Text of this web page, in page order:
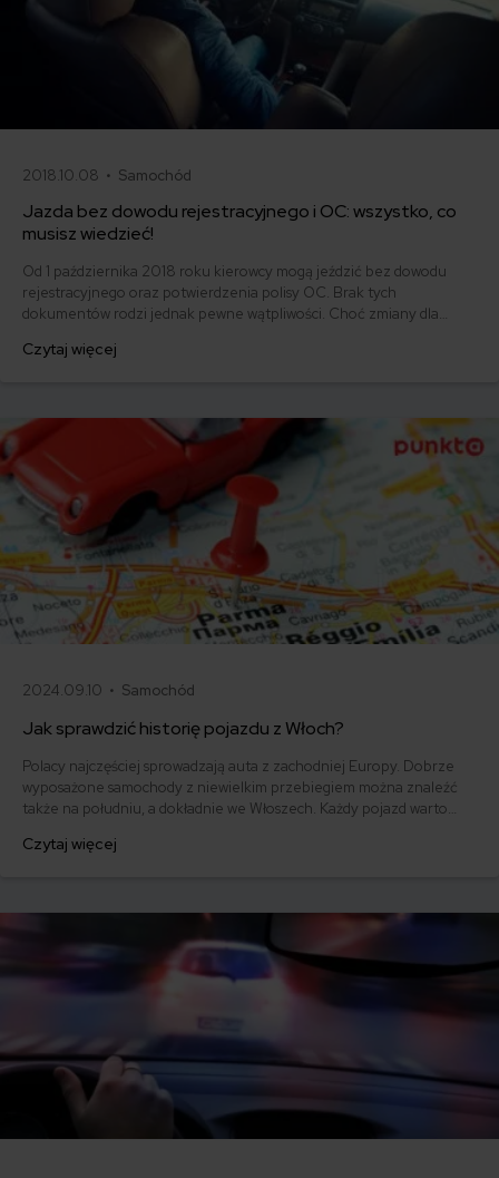
2018.10.08 • Samochód
Jazda bez dowodu rejestracyjnego i OC: wszystko, co
musisz wiedzieć!
Od 1 października 2018 roku kierowcy mogą jeździć bez dowodu
rejestracyjnego oraz potwierdzenia polisy OC. Brak tych
dokumentów rodzi jednak pewne wątpliwości. Choć zmiany dla
nieufnie. Pojawiają się pytania: jak zachować się w przypadku
Czytaj więcej
2024.09.10 • Samochód
Jak sprawdzić historię pojazdu z Włoch?
Polacy najczęściej sprowadzają auta z zachodniej Europy. Dobrze
wyposażone samochody z niewielkim przebiegiem można znaleźć
także na południu, a dokładnie we Włoszech. Każdy pojazd warto
Czytaj więcej